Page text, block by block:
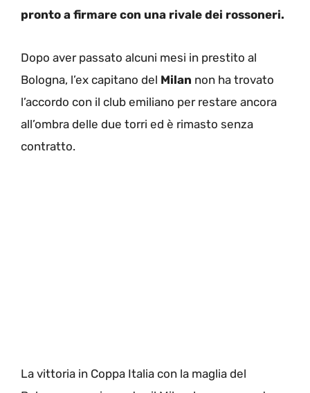
pronto a firmare con una rivale dei rossoneri.
Dopo aver passato alcuni mesi in prestito al
Bologna, l’ex capitano del Milan non ha trovato
l’accordo con il club emiliano per restare ancora
all’ombra delle due torri ed è rimasto senza
contratto.
La vittoria in Coppa Italia con la maglia del